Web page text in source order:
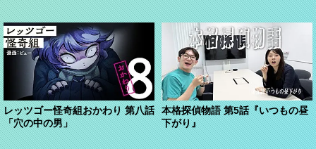
レッツゴー怪奇組おかわり 第八話
「穴の中の男」
本格探偵物語 第5話『いつもの昼
下がり』